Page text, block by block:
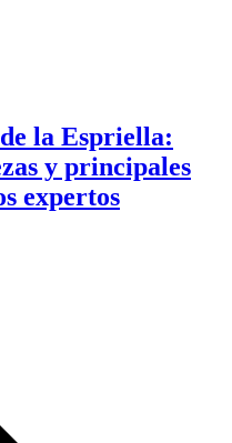
la Espriella:
y principales
expertos